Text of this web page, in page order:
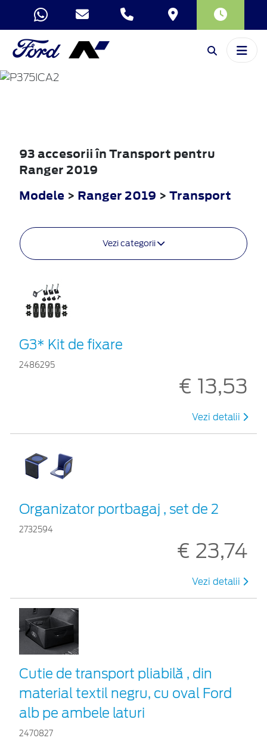
RANGER
93 accesorii în Transport pentru
Ranger 2019
Modele > Ranger 2019 > Transport
Vezi categorii
G3* Kit de fixare
2486295
€ 13,53
Vezi detalii
Organizator portbagaj , set de 2
2732594
€ 23,74
Vezi detalii
Cutie de transport pliabilă , din
material textil negru, cu oval Ford
alb pe ambele laturi
2470827